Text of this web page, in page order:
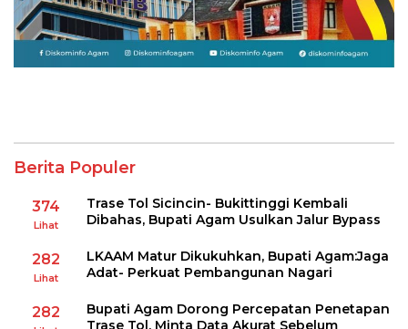
Berita Populer
374
Lihat
Trase Tol Sicincin- Bukittinggi Kembali
Dibahas, Bupati Agam Usulkan Jalur Bypass
282
Lihat
LKAAM Matur Dikukuhkan, Bupati Agam:Jaga
Adat- Perkuat Pembangunan Nagari
282
Bupati Agam Dorong Percepatan Penetapan
Trase Tol, Minta Data Akurat Sebelum